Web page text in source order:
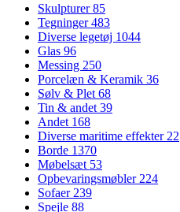
Skulpturer85
Tegninger483
Diverse legetøj 1044
Glas 96
Messing 250
Porcelæn & Keramik 36
Sølv & Plet68
Tin & andet39
Andet 168
Diverse maritime effekter22
Borde 1370
Møbelsæt 53
Opbevaringsmøbler224
Sofaer239
Spejle 88